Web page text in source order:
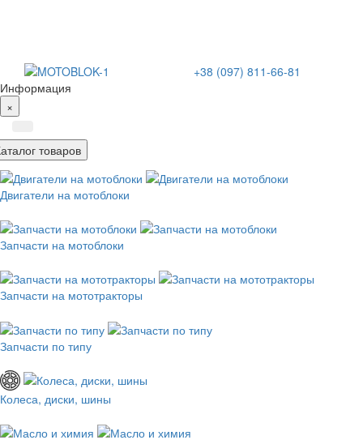
+38 (097) 811-66-81
Информация
×
товаров
Двигатели на мотоблоки
Запчасти на мотоблоки
Запчасти на мототракторы
Запчасти по типу
Колеса, диски, шины